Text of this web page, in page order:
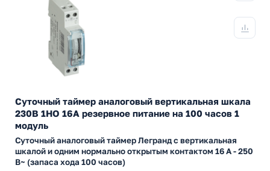
Суточный таймер аналоговый вертикальная шкала
230В 1НО 16А резервное питание на 100 часов 1
модуль
Суточный аналоговый таймер Легранд с вертикальная
шкалой и одним нормально открытым контактом 16 А - 250
В~ (запаса хода 100 часов)